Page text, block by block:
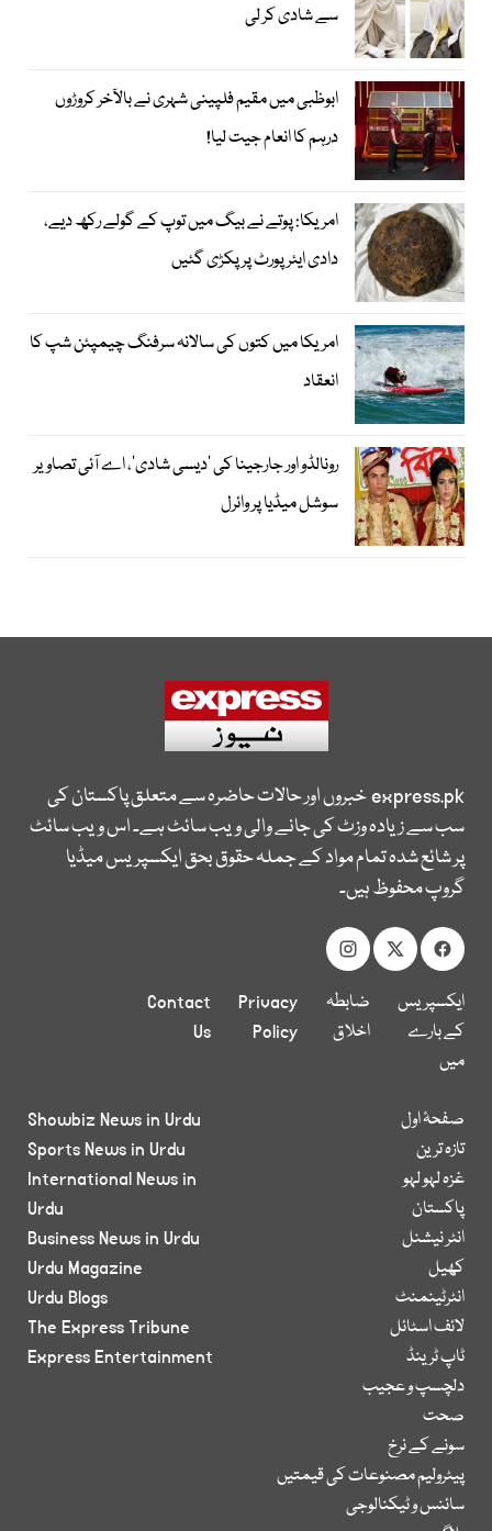
سے شادی کر لی
ابوظبی میں مقیم فلپینی شہری نے بالآخر کروڑوں
درہم کا انعام جیت لیا!
امریکا: پوتے نے بیگ میں توپ کے گولے رکھ دیے،
دادی ایئرپورٹ پر پکڑی گئیں
امریکا میں کتوں کی سالانہ سرفنگ چیمپئن شپ کا
انعقاد
رونالڈو اور جارجینا کی ’دیسی شادی‘، اے آئی تصاویر
سوشل میڈیا پر وائرل
express.pkخبروں اور حالات حاضرہ سے متعلق پاکستان کی
سب سے زیادہ وزٹ کی جانے والی ویب سائٹ ہے۔ اس ویب سائٹ
پر شائع شدہ تمام مواد کے جملہ حقوق بحق ایکسپریس میڈیا
گروپ محفوظ ہیں۔
ایکسپریس
کے بارے
میں
ضابطہ
اخلاق
Privacy
Policy
Contact
Us
صفحۂ اول
تازہ ترین
غزہ لہو لہو
پاکستان
انٹر نیشنل
کھیل
انٹرٹینمنٹ
لائف اسٹائل
ٹاپ ٹرینڈ
دلچسپ و عجیب
صحت
سونے کے نرخ
پیٹرولیم مصنوعات کی قیمتیں
سائنس و ٹیکنالوجی
Showbiz News in Urdu
Sports News in Urdu
International News in
Urdu
Business News in Urdu
Urdu Magazine
Urdu Blogs
The Express Tribune
Express Entertainment